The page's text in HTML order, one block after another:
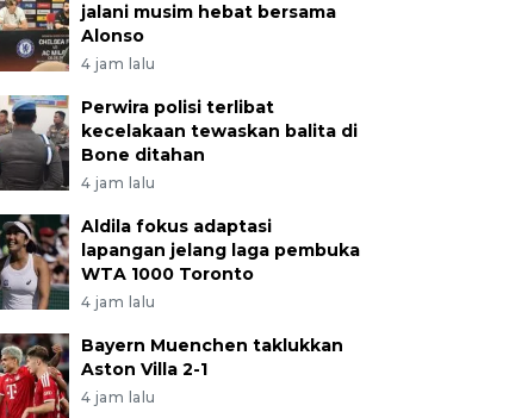
jalani musim hebat bersama
Alonso
4 jam lalu
Perwira polisi terlibat
kecelakaan tewaskan balita di
Bone ditahan
4 jam lalu
Aldila fokus adaptasi
lapangan jelang laga pembuka
WTA 1000 Toronto
4 jam lalu
Bayern Muenchen taklukkan
Aston Villa 2-1
4 jam lalu